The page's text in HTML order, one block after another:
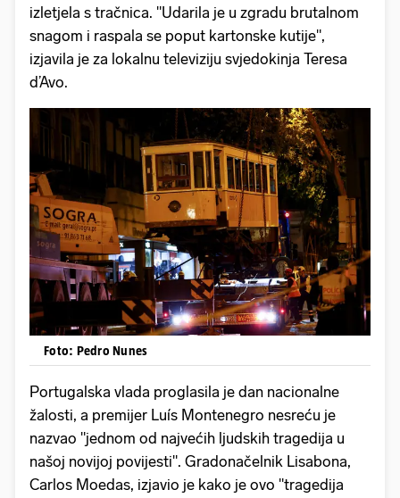
izletjela s tračnica. "Udarila je u zgradu brutalnom
snagom i raspala se poput kartonske kutije",
izjavila je za lokalnu televiziju svjedokinja Teresa
d’Avo.
Foto: Pedro Nunes
Portugalska vlada proglasila je dan nacionalne
žalosti, a premijer Luís Montenegro nesreću je
nazvao "jednom od najvećih ljudskih tragedija u
našoj novijoj povijesti". Gradonačelnik Lisabona,
Carlos Moedas, izjavio je kako je ovo "tragedija